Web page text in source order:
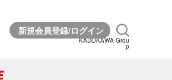
KADOKAWA Grou
p